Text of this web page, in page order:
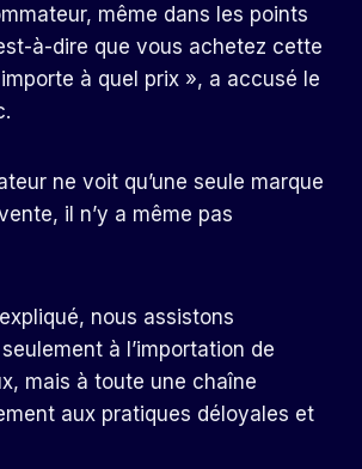
même dans les points
à-dire que vous achetez cette
à quel prix », a accusé le
ne voit qu’une seule marque
il n’y a même pas
nous assistons
à l’importation de
mais à toute une chaîne
aux pratiques déloyales et